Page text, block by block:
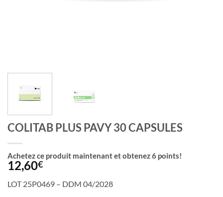
COLITAB PLUS PAVY 30 CAPSULES
Achetez ce produit maintenant et obtenez6 points!
12,60€
LOT 25P0469 – DDM 04/2028